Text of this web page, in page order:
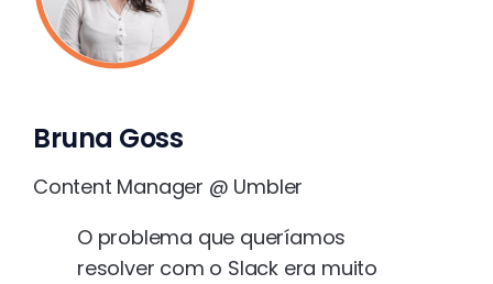
Bruna Goss
Content Manager @ Umbler
O problema que queríamos
resolver com o Slack era muito